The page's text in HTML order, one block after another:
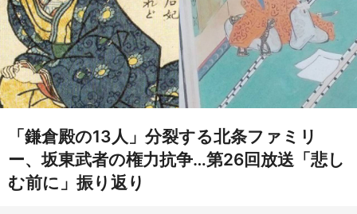
「鎌倉殿の13人」分裂する北条ファミリ
ー、坂東武者の権力抗争…第26回放送「悲し
む前に」振り返り